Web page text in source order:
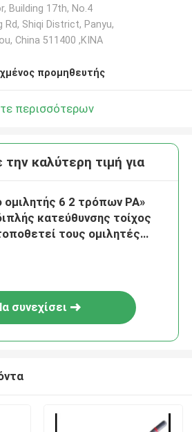
Building 17th, No.4
Rd, Shiqi District, Panyu,
China 511400 ,ΚΙΝΑ
προμηθευτής
περισσότερων
καλύτερη τιμή για
ομιλητής 6 2 τρόπων PA»
κατεύθυνσης τοίχος
τους ομιλητές
συνεχίσει